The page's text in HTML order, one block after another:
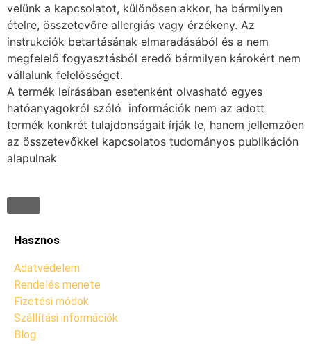
velünk a kapcsolatot, különösen akkor, ha bármilyen
ételre, összetevőre allergiás vagy érzékeny. Az
instrukciók betartásának elmaradásából és a nem
megfelelő fogyasztásból eredő bármilyen károkért nem
vállalunk felelősséget.
A termék leírásában esetenként olvasható egyes
hatóanyagokról szóló információk nem az adott
termék konkrét tulajdonságait írják le, hanem jellemzően
az összetevőkkel kapcsolatos tudományos publikáción
alapulnak
Hasznos
Adatvédelem
Rendelés menete
Fizetési módok
Szállítási információk
Blog